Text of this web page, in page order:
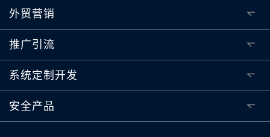
外贸营销
推广引流
系统定制开发
安全产品